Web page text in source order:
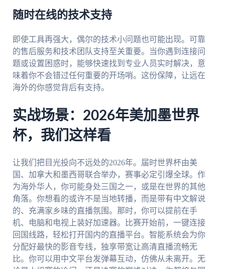
随时在线的技术支持
即使工具再强大，偶尔的技术小问题也可能出现。可靠
的售后服务和技术团队支持至关重要。当你遇到连接问
题或设置困惑时，能够快速找到专业人员实时解决，意
味着你不会错过任何重要的开场哨。这份保障，让远在
海外的你感觉背后有支持。
实战场景：2026年美加墨世界
杯，我们这样看
让我们把目光投向不远处的2026年。届时世界杯由美
国、加拿大和墨西哥联合举办，赛事必定引爆全球。作
为海外华人，你可能身处三国之一，或是在世界的其他
角落。你想看的或许不是当地转播，而是带有中文解说
的、充满家乡味的直播氛围。那时，你可以提前在手
机、电脑和电视上装好加速器。比赛开始前，一键连接
回国线路，轻松打开国内的直播平台。智能系统会为你
分配好最快的影音专线，独享带宽让高清直播流畅无
比。你可以用中文平台发弹幕互动，仿佛从未离开。无